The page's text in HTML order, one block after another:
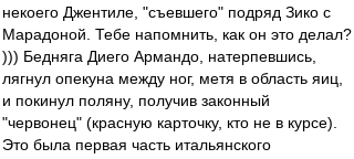
некоего Джентиле, "съевшего" подряд Зико с
Марадоной. Тебе напомнить, как он это делал?
))) Бедняга Диего Армандо, натерпевшись,
лягнул опекуна между ног, метя в область яиц,
и покинул поляну, получив законный
"червонец" (красную карточку, кто не в курсе).
Это была первая часть итальянского